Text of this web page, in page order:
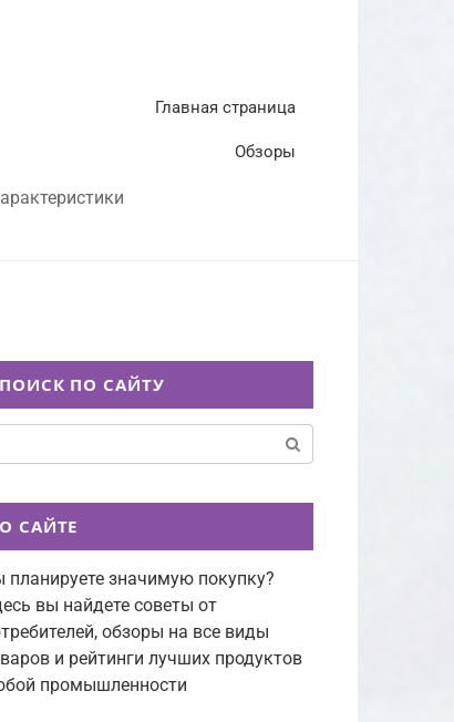
Главная страница
Обзоры
ПОИСК ПО САЙТУ
О САЙТЕ
планируете значимую покупку?
вы найдете советы от
обзоры на все виды
и рейтинги лучших продуктов
промышленности